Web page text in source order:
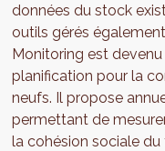
données du stock
outils gérés
Monitoring est
planification pour la
neufs. Il propose
permettant de
la cohésion sociale